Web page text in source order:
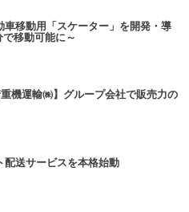
移動用「スケーター」を開発・導
移動可能に～
機運輸㈱】グループ会社で販売力の
配送サービスを本格始動